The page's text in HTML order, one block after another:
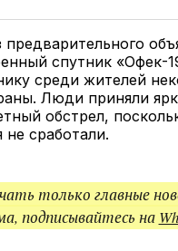
Telegramподелитесь
предварительного
спутник «Офек-
среди жителей
Люди приняли
обстрел,
сработали.
только главные
подписывайтесь на